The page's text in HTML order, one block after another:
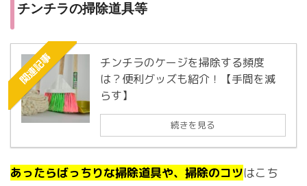
チンチラの掃除道具等
関連記事
チンチラのケージを掃除する頻度
は？便利グッズも紹介！【手間を減
らす】
続きを見る
あったらばっちりな掃除道具や、掃除のコツはこち